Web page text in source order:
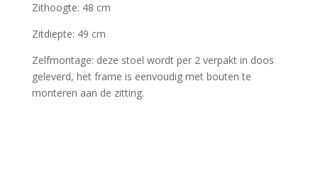
Zithoogte: 48 cm
Zitdiepte: 49 cm
Zelfmontage: deze stoel wordt per 2 verpakt in doos
geleverd, het frame is eenvoudig met bouten te
monteren aan de zitting.